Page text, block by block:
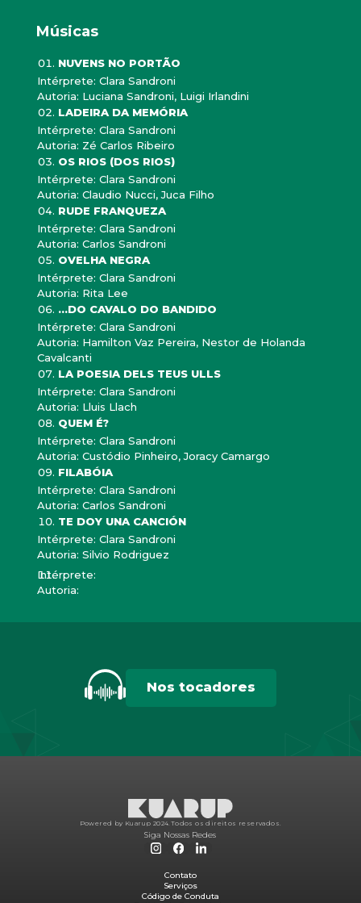
Músicas
NUVENS NO PORTÃO
Intérprete: Clara Sandroni
Autoria: Luciana Sandroni, Luigi Irlandini
LADEIRA DA MEMÓRIA
Intérprete: Clara Sandroni
Autoria: Zé Carlos Ribeiro
OS RIOS (DOS RIOS)
Intérprete: Clara Sandroni
Autoria: Claudio Nucci, Juca Filho
RUDE FRANQUEZA
Intérprete: Clara Sandroni
Autoria: Carlos Sandroni
OVELHA NEGRA
Intérprete: Clara Sandroni
Autoria: Rita Lee
...DO CAVALO DO BANDIDO
Intérprete: Clara Sandroni
Autoria: Hamilton Vaz Pereira, Nestor de Holanda
Cavalcanti
LA POESIA DELS TEUS ULLS
Intérprete: Clara Sandroni
Autoria: Lluis Llach
QUEM É?
Intérprete: Clara Sandroni
Autoria: Custódio Pinheiro, Joracy Camargo
FILABÓIA
Intérprete: Clara Sandroni
Autoria: Carlos Sandroni
TE DOY UNA CANCIÓN
Intérprete: Clara Sandroni
Autoria: Silvio Rodriguez
Intérprete:
Autoria:
Nos tocadores
Powered by Kuarup 2024. Todos os direitos reservados.
Siga Nossas Redes
Contato
Serviços
Código de Conduta